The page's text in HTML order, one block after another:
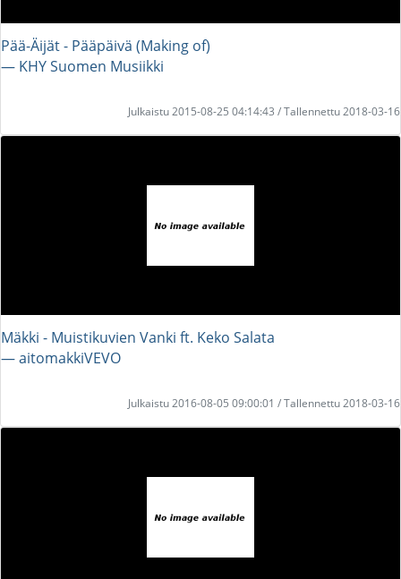
Pää-Äijät - Pääpäivä (Making of)
― KHY Suomen Musiikki
Julkaistu 2015-08-25 04:14:43 / Tallennettu 2018-03-16
Mäkki - Muistikuvien Vanki ft. Keko Salata
― aitomakkiVEVO
Julkaistu 2016-08-05 09:00:01 / Tallennettu 2018-03-16